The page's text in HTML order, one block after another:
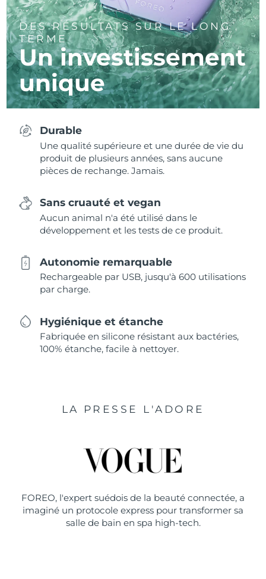
DES RÉSULTATS SUR LE LONG
TERME
Un investissement
unique
Durable
Une qualité supérieure et une durée de vie du
produit de plusieurs années, sans aucune
pièces de rechange. Jamais.
Sans cruauté et vegan
Aucun animal n'a été utilisé dans le
développement et les tests de ce produit.
Autonomie remarquable
Rechargeable par USB, jusqu'à 600 utilisations
par charge.
Hygiénique et étanche
Fabriquée en silicone résistant aux bactéries,
100% étanche, facile à nettoyer.
LA PRESSE L'ADORE
FOREO, l'expert suédois de la beauté connectée, a
imaginé un protocole express pour transformer sa
salle de bain en spa high-tech.